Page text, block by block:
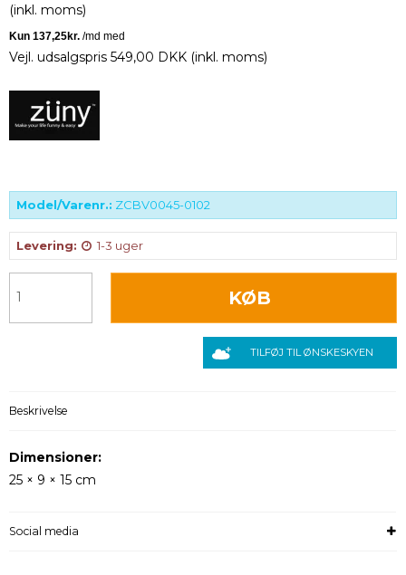
(inkl. moms)
Vejl. udsalgspris 549,00 DKK (inkl. moms)
Model/Varenr.: ZCBV0045-0102
Levering: 1-3 uger
KØB
TILFØJ TIL ØNSKESKYEN
Beskrivelse
Dimensioner:
25 × 9 × 15 cm
Social media